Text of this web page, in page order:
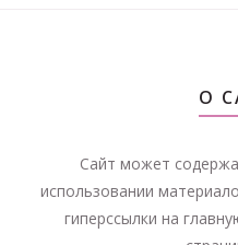
О
Сайт может
использовании
гиперссылки на